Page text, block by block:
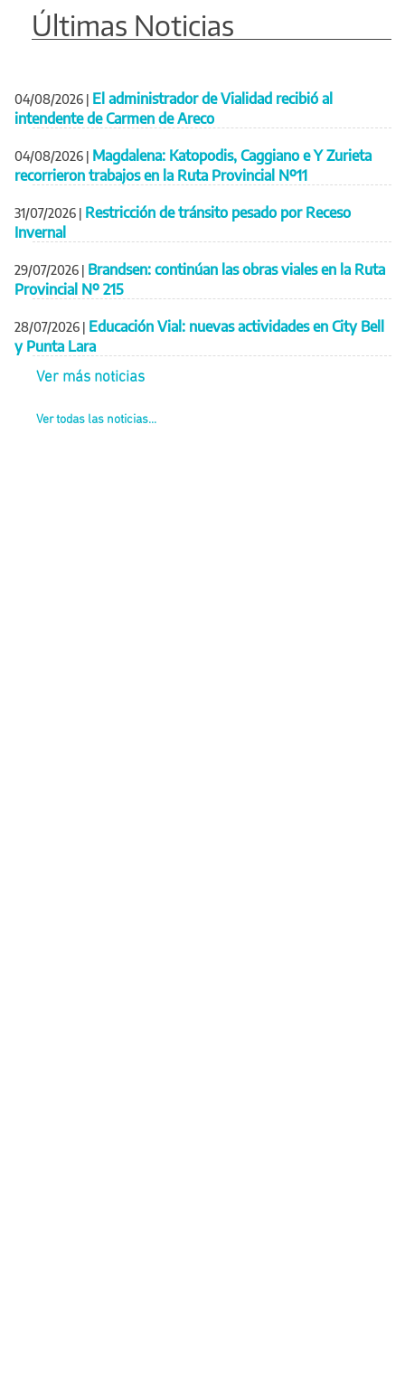
Últimas Noticias
04/08/2026 | El administrador de Vialidad recibió al
intendente de Carmen de Areco
04/08/2026 | Magdalena: Katopodis, Caggiano e Y Zurieta
recorrieron trabajos en la Ruta Provincial Nº11
31/07/2026 | Restricción de tránsito pesado por Receso
Invernal
29/07/2026 | Brandsen: continúan las obras viales en la Ruta
Provincial Nº 215
28/07/2026 | Educación Vial: nuevas actividades en City Bell
y Punta Lara
Ver más noticias
Ver todas las noticias...